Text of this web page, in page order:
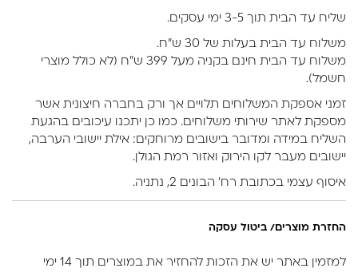
שליח עד הבית תוך 3-5 ימי עסקים.
משלוח עד הבית בעלות של 30 ש״ח.
משלוח עד הבית חינם בקניה מעל 399 ש״ח (לא כולל מוצרי
חשמל).
זמני אספקת המשלוחים תלויים אך ורק בחברה חיצונית אשר
מספקת לאתר שירותי משלוחים. כמו כן יתכנו עיכובים בהגעת
השליח במידה ומדובר בישובים מרוחקים: אילת יישובי הערבה,
יישובים מעבר לקו הירוק ואזור רמת הגולן.
איסוף עצמי בכתובת רח’ הבונים 2, נתניה.
החזרת מוצרים/ ביטול עסקה
למזמין באתר יש את הזכות להחזיר את במוצרים תוך 14 ימי